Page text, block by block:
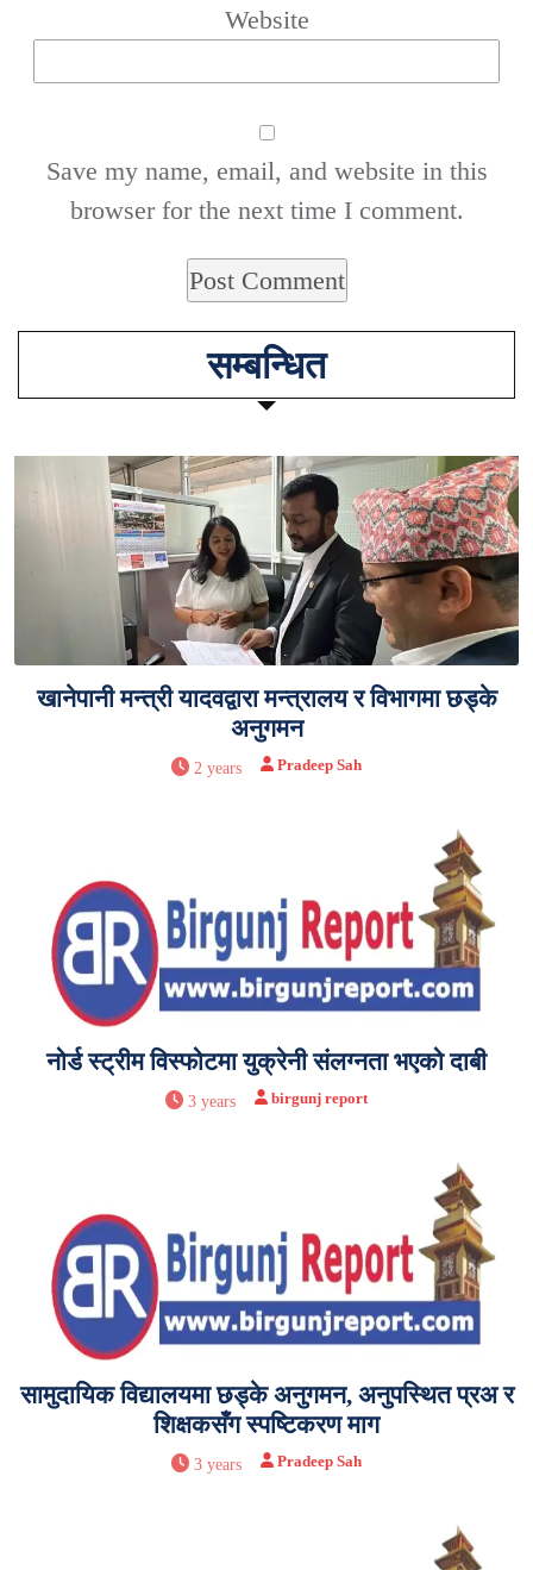
Website
Save my name, email, and website in this
browser for the next time I comment.
सम्बन्धित
खानेपानी मन्त्री यादवद्वारा मन्त्रालय र विभागमा छड्के
अनुगमन
2 years Pradeep Sah
नोर्ड स्ट्रीम विस्फोटमा युक्रेनी संलग्नता भएको दाबी
3 years birgunj report
सामुदायिक विद्यालयमा छड्के अनुगमन, अनुपस्थित प्रअ र
शिक्षकसँग स्पष्टिकरण माग
3 years Pradeep Sah